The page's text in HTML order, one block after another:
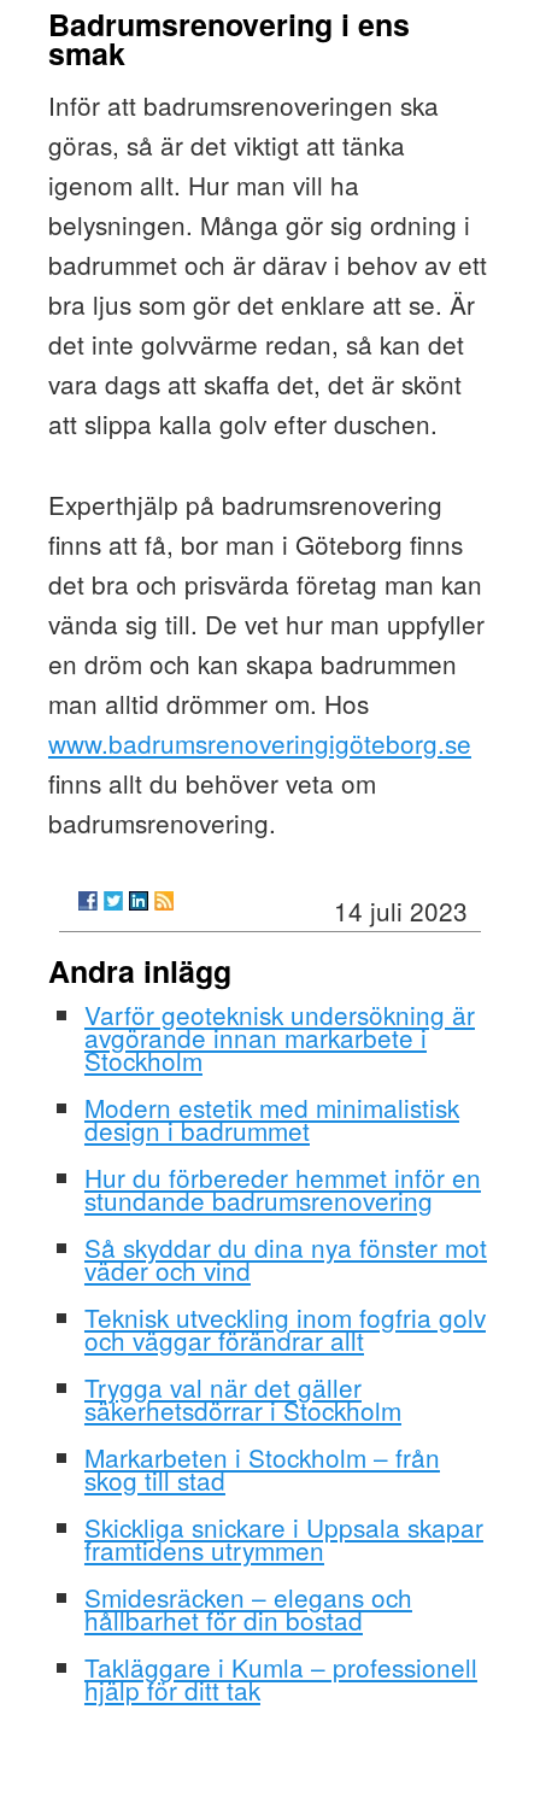
Badrumsrenovering i ens
smak
Inför att badrumsrenoveringen ska
göras, så är det viktigt att tänka
igenom allt. Hur man vill ha
belysningen. Många gör sig ordning i
badrummet och är därav i behov av ett
bra ljus som gör det enklare att se. Är
det inte golvvärme redan, så kan det
vara dags att skaffa det, det är skönt
att slippa kalla golv efter duschen.
Experthjälp på badrumsrenovering
finns att få, bor man i Göteborg finns
det bra och prisvärda företag man kan
vända sig till. De vet hur man uppfyller
en dröm och kan skapa badrummen
man alltid drömmer om. Hos
www.badrumsrenoveringigöteborg.se
finns allt du behöver veta om
badrumsrenovering.
14 juli 2023
Andra inlägg
Varför geoteknisk undersökning är
avgörande innan markarbete i
Stockholm
Modern estetik med minimalistisk
design i badrummet
Hur du förbereder hemmet inför en
stundande badrumsrenovering
Så skyddar du dina nya fönster mot
väder och vind
Teknisk utveckling inom fogfria golv
och väggar förändrar allt
Trygga val när det gäller
säkerhetsdörrar i Stockholm
Markarbeten i Stockholm – från
skog till stad
Skickliga snickare i Uppsala skapar
framtidens utrymmen
Smidesräcken – elegans och
hållbarhet för din bostad
Takläggare i Kumla – professionell
hjälp för ditt tak